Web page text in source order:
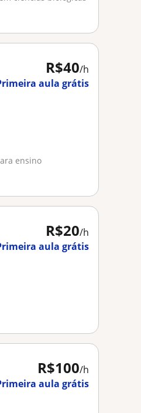
R$40/h
aula grátis
ensino
R$20/h
aula grátis
R$100/h
aula grátis